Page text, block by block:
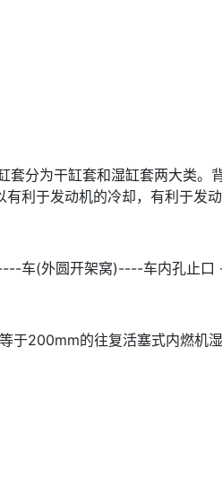
分为干缸套和湿缸套两大类。
利于发动机的冷却，有利于发
(外圆开架窝)----车内孔止
等于200mm的往复活塞式内燃